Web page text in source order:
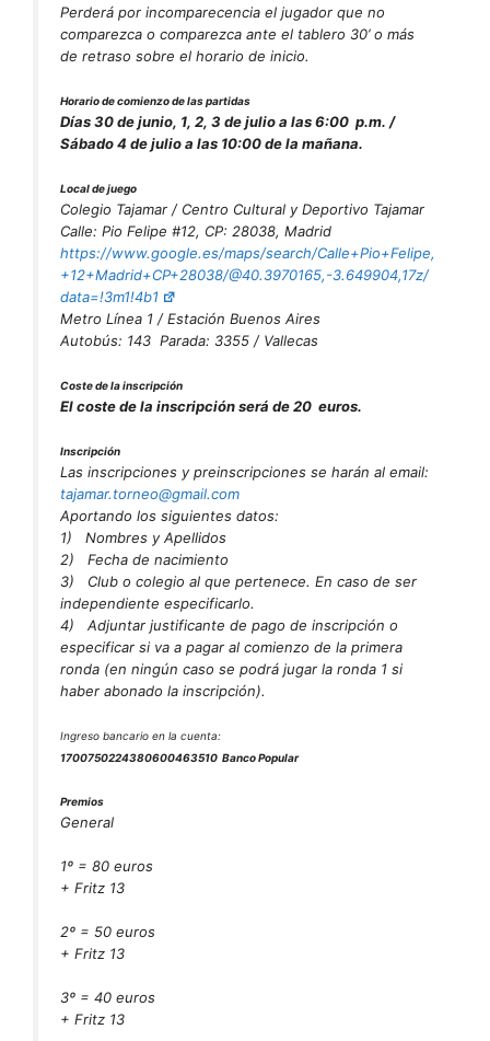
Perderá por incomparecencia el jugador que no
comparezca o comparezca ante el tablero 30’ o más
de retraso sobre el horario de inicio.
Horario de comienzo de las partidas
Días 30 de junio, 1, 2, 3 de julio a las 6:00 p.m. /
Sábado 4 de julio a las 10:00 de la mañana.
Local de juego
Colegio Tajamar / Centro Cultural y Deportivo Tajamar
Calle: Pio Felipe #12, CP: 28038, Madrid
https://www.google.es/maps/search/Calle+Pio+Felipe,
+12+Madrid+CP+28038/@40.3970165,-3.649904,17z/
data=!3m1!4b1
Metro Línea 1 / Estación Buenos Aires
Autobús: 143 Parada: 3355 / Vallecas
Coste de la inscripción
El coste de la inscripción será de 20 euros.
Inscripción
Las inscripciones y preinscripciones se harán al email:
tajamar.torneo@gmail.com
Aportando los siguientes datos:
1)
Nombres y Apellidos
2)
Fecha de nacimiento
3)
Club o colegio al que pertenece. En caso de ser
independiente especificarlo.
4)
Adjuntar justificante de pago de inscripción o
especificar si va a pagar al comienzo de la primera
ronda (en ningún caso se podrá jugar la ronda 1 si
haber abonado la inscripción).
Ingreso bancario en la cuenta:
1700750224380600463510 Banco Popular
Premios
General
1º = 80 euros
+ Fritz 13
2º = 50 euros
+ Fritz 13
3º = 40 euros
+ Fritz 13